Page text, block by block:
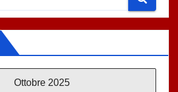
Ottobre 2025